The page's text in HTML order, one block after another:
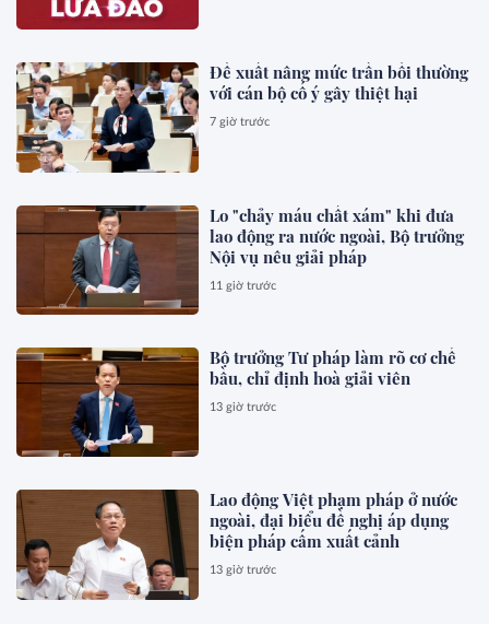
Đề xuất nâng mức trần bồi thường
với cán bộ cố ý gây thiệt hại
7 giờ trước
Lo "chảy máu chất xám" khi đưa
lao động ra nước ngoài, Bộ trưởng
Nội vụ nêu giải pháp
11 giờ trước
Bộ trưởng Tư pháp làm rõ cơ chế
bầu, chỉ định hoà giải viên
13 giờ trước
Lao động Việt phạm pháp ở nước
ngoài, đại biểu đề nghị áp dụng
biện pháp cấm xuất cảnh
13 giờ trước